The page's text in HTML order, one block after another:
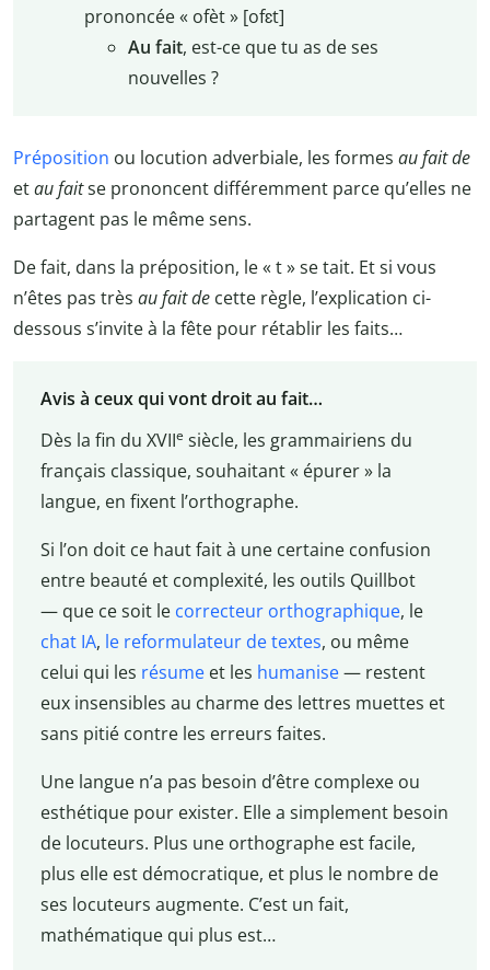
prononcée « ofèt » [ofɛt]
Au fait, est-ce que tu as de ses
nouvelles ?
Préposition ou locution adverbiale, les formes au fait de
etau faitse prononcent différemment parce qu’elles ne
partagent pas le même sens.
De fait, dans la préposition, le « t » se tait. Et si vous
n’êtes pas très au fait de cette règle, l’explication ci-
dessous s’invite à la fête pour rétablir les faits…
Avis à ceux qui vont droit au fait…
Dès la fin du XVIIe siècle, les grammairiens du
français classique, souhaitant « épurer » la
langue, en fixent l’orthographe.
Si l’on doit ce haut fait à une certaine confusion
entre beauté et complexité, les outils Quillbot
— que ce soit lecorrecteur orthographique, le
chat IA, le reformulateur de textes, ou même
celui qui les résumeet les humanise— restent
eux insensibles au charme des lettres muettes et
sans pitié contre les erreurs faites.
Une langue n’a pas besoin d’être complexe ou
esthétique pour exister. Elle a simplement besoin
de locuteurs. Plus une orthographe est facile,
plus elle est démocratique, et plus le nombre de
ses locuteurs augmente. C’est un fait,
mathématique qui plus est…